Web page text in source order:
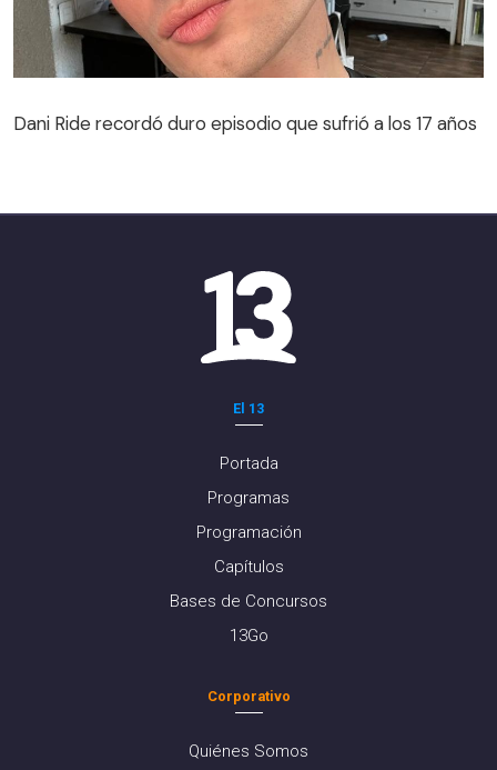
Dani Ride recordó duro episodio que sufrió a los 17 años
El 13
Portada
Programas
Programación
Capítulos
Bases de Concursos
13Go
Corporativo
Quiénes Somos